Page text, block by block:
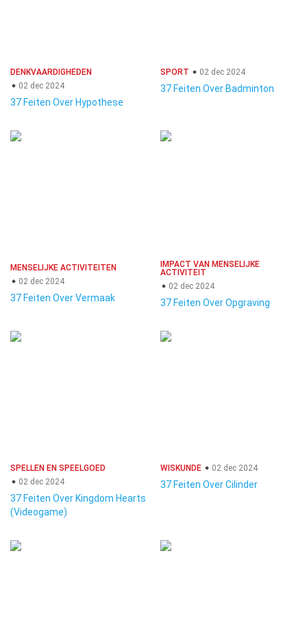
DENKVAARDIGHEDEN
02 dec 2024
37 Feiten Over Hypothese
SPORT 02 dec 2024
37 Feiten Over Badminton
MENSELIJKE ACTIVITEITEN
02 dec 2024
37 Feiten Over Vermaak
IMPACT VAN MENSELIJKE
ACTIVITEIT
02 dec 2024
37 Feiten Over Opgraving
SPELLEN EN SPEELGOED
02 dec 2024
37 Feiten Over Kingdom Hearts
(Videogame)
WISKUNDE 02 dec 2024
37 Feiten Over Cilinder